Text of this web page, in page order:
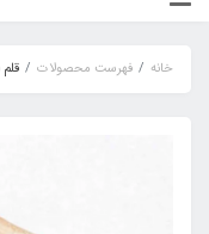
خانه فهرست محصولات